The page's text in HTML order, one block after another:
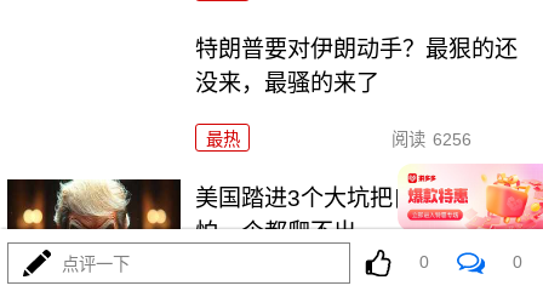
特朗普要对伊朗动手？最狠的还
没来，最骚的来了
最热 阅读 6256
美国踏进3个大坑把自己埋了！恐
怕一个都爬不出
最热
点评一下 0 0